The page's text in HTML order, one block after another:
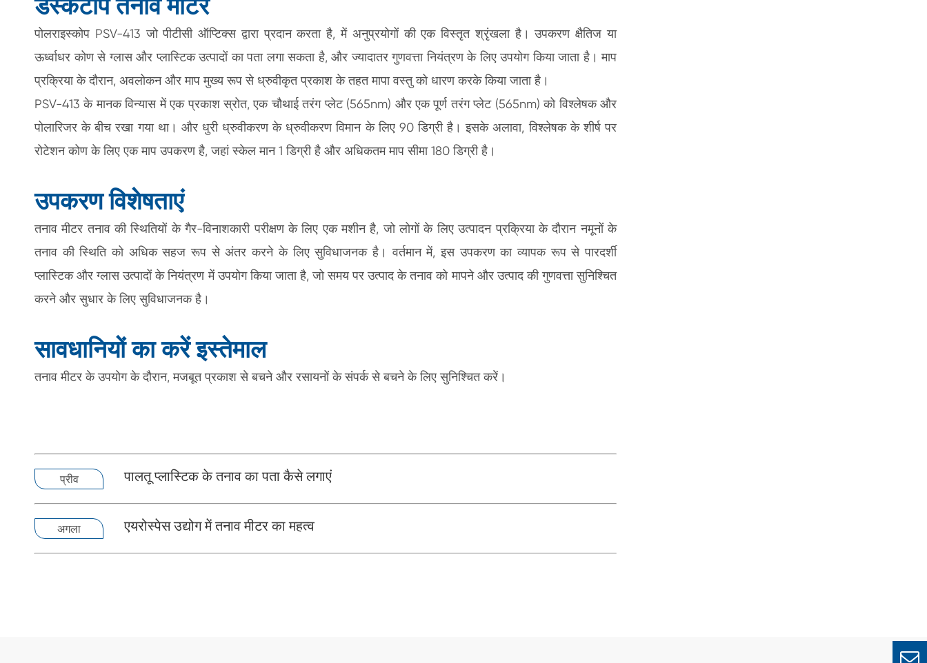
डेस्कटॉप तनाव मीटर
पोलराइस्कोप PSV-413 जो पीटीसी ऑप्टिक्स द्वारा प्रदान करता है, में अनुप्रयोगों की एक विस्तृत श्रृंखला है। उपकरण क्षैतिज या
ऊर्ध्वाधर कोण से ग्लास और प्लास्टिक उत्पादों का पता लगा सकता है, और ज्यादातर गुणवत्ता नियंत्रण के लिए उपयोग किया जाता है। माप
प्रक्रिया के दौरान, अवलोकन और माप मुख्य रूप से ध्रुवीकृत प्रकाश के तहत मापा वस्तु को धारण करके किया जाता है।
PSV-413 के मानक विन्यास में एक प्रकाश स्रोत, एक चौथाई तरंग प्लेट (565nm) और एक पूर्ण तरंग प्लेट (565nm) को विश्लेषक और
पोलारिजर के बीच रखा गया था। और धुरी ध्रुवीकरण के ध्रुवीकरण विमान के लिए 90 डिग्री है। इसके अलावा, विश्लेषक के शीर्ष पर
रोटेशन कोण के लिए एक माप उपकरण है, जहां स्केल मान 1 डिग्री है और अधिकतम माप सीमा 180 डिग्री है।
उपकरण विशेषताएं
तनाव मीटर तनाव की स्थितियों के गैर-विनाशकारी परीक्षण के लिए एक मशीन है, जो लोगों के लिए उत्पादन प्रक्रिया के दौरान नमूनों के
तनाव की स्थिति को अधिक सहज रूप से अंतर करने के लिए सुविधाजनक है। वर्तमान में, इस उपकरण का व्यापक रूप से पारदर्शी
प्लास्टिक और ग्लास उत्पादों के नियंत्रण में उपयोग किया जाता है, जो समय पर उत्पाद के तनाव को मापने और उत्पाद की गुणवत्ता सुनिश्चित
करने और सुधार के लिए सुविधाजनक है।
सावधानियों का करें इस्तेमाल
तनाव मीटर के उपयोग के दौरान, मजबूत प्रकाश से बचने और रसायनों के संपर्क से बचने के लिए सुनिश्चित करें।
प्रीव पालतू प्लास्टिक के तनाव का पता कैसे लगाएं
अगला एयरोस्पेस उद्योग में तनाव मीटर का महत्व